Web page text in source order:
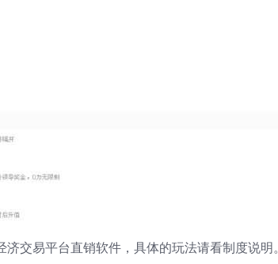
交易平台直销软件，具体的玩法请看制度说明。